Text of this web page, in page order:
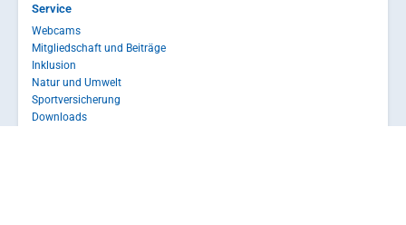
Service
Webcams
Mitgliedschaft und Beiträge
Inklusion
Natur und Umwelt
Sportversicherung
Downloads